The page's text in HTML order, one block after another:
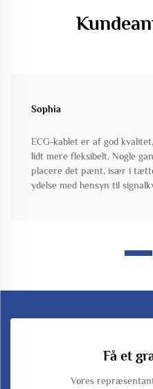
Sophia
ECG-kablet er af god
lidt mere fleksibelt. Nogle
placere det pænt, især i
ydelse med hensyn til
Få et
Vores